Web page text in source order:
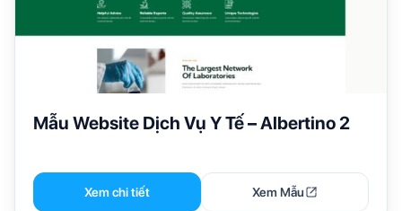
Mẫu Website Dịch Vụ Y Tế – Albertino 2
Xem chi tiết Xem Mẫu